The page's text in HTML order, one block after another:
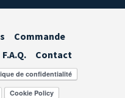
Commande
F.A.Q.
Contact